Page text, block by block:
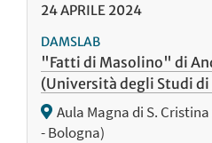
24APRILE 2024
DAMSLAB
"Fatti di Masolino" di
(Università degli Studi di
Aula Magna di S.
- Bologna)